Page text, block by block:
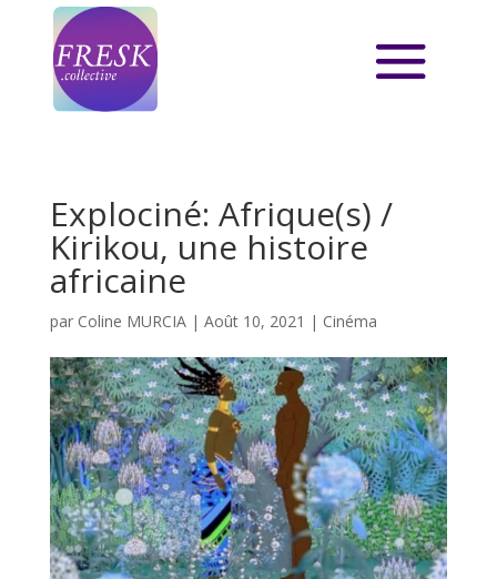
Explociné: Afrique(s) /
Kirikou, une histoire
africaine
par Coline MURCIA| Août 10, 2021 | Cinéma